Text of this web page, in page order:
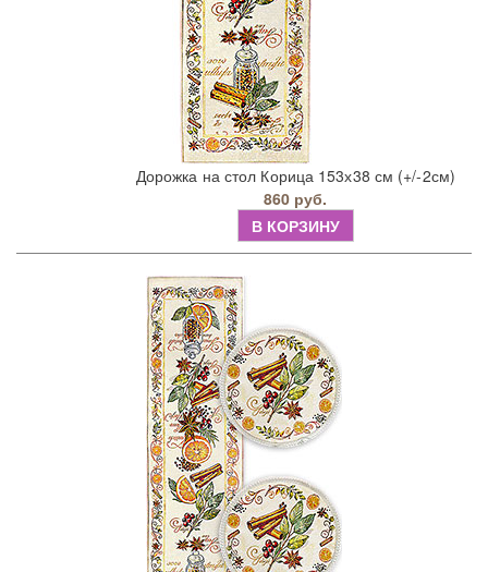
Дорожка на стол Корица 153х38 см (+/-2см)
860 руб.
В КОРЗИНУ